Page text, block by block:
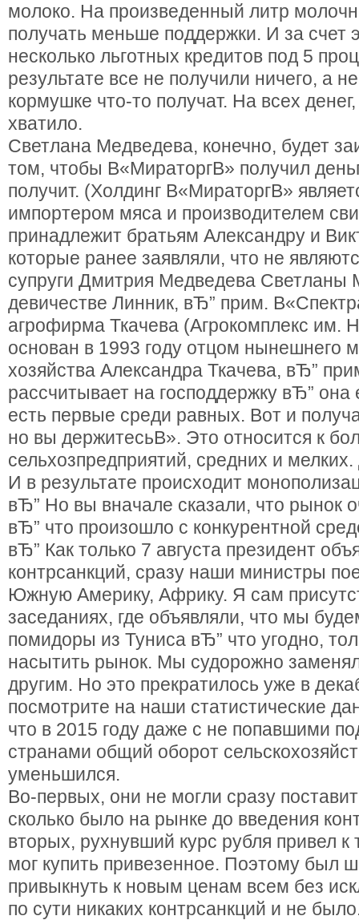
молоко. На произведенный литр
получать меньше поддержки. И за счет
несколько льготных кредитов под 5
результате все не получили ничего, а
кормушке что-то получат. На всех
хватило.
Светлана Медведева, конечно, будет
том, чтобы В«МираторгВ» получил
получит. (Холдинг В«МираторгВ»
импортером мяса и производителем
принадлежит братьям Александру и
которые ранее заявляли, что не
супруги Дмитрия Медведева Светланы
девичестве Линник, вЂ” прим.
агрофирма Ткачева (Агрокомплекс им.
основан в 1993 году отцом нынешнего
хозяйства Александра Ткачева, вЂ”
рассчитывает на господдержку вЂ” она
есть первые среди равных. Вот и
но вы держитесьВ». Это относится к
сельхозпредприятий, средних и
И в результате происходит
вЂ” Но вы вначале сказали, что рынок
вЂ” что произошло с конкурентной
вЂ” Как только 7 августа президент
контрсанкций, сразу наши министры
Южную Америку, Африку. Я сам
заседаниях, где объявляли, что мы
помидоры из Туниса вЂ” что угодно,
насытить рынок. Мы судорожно
другим. Но это прекратилось уже в
посмотрите на наши статистические
что в 2015 году даже с не попавшими
странами общий оборот
уменьшился.
Во-первых, они не могли сразу
сколько было на рынке до введения
вторых, рухнувший курс рубля привел к
мог купить привезенное. Поэтому был
привыкнуть к новым ценам всем без
по сути никаких контрсанкций и не